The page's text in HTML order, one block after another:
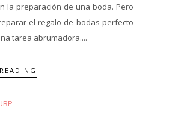
la preparación de una boda. Pero
el regalo de bodas perfecto
tarea abrumadora....